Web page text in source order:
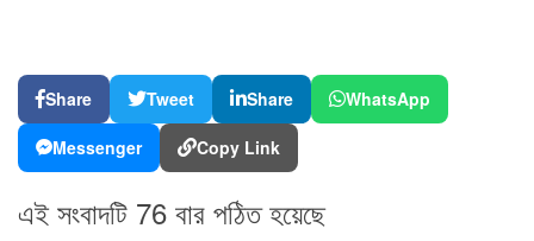
Share Tweet Share WhatsApp
Messenger Copy Link
এই সংবাদটি 76 বার পঠিত হয়েছে